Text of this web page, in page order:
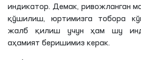
индикатор. Демак, ривожланган
қўшилиш, юртимизга тобора
жалб қилиш учун ҳам шу
аҳамият беришимиз керак.